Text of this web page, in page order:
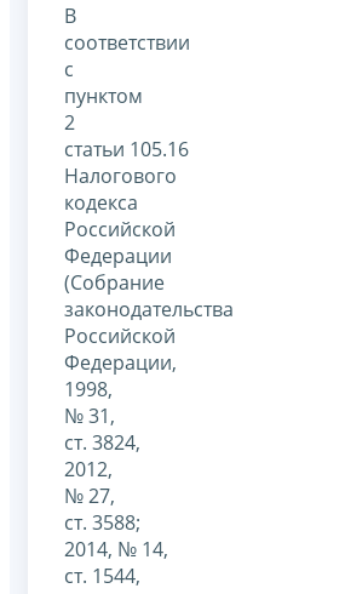
В
соответствии
с
пунктом
2
статьи 105.16
Налогового
кодекса
Российской
Федерации
(Собрание
законодательства
Российской
Федерации,
1998,
№ 31,
ст. 3824,
2012,
№ 27,
ст. 3588;
2014, № 14,
ст. 1544,